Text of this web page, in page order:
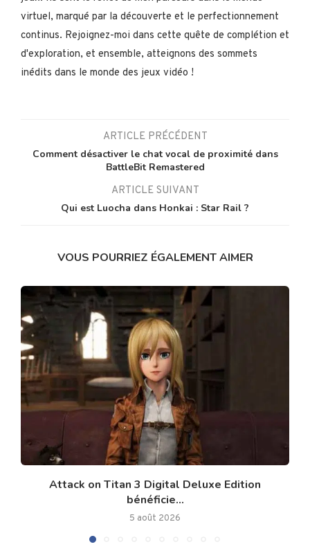
virtuel, marqué par la découverte et le perfectionnement
continus. Rejoignez-moi dans cette quête de complétion et
d'exploration, et ensemble, atteignons des sommets
inédits dans le monde des jeux vidéo !
ARTICLE PRÉCÉDENT
Comment désactiver le chat vocal de proximité dans
BattleBit Remastered
ARTICLE SUIVANT
Qui est Luocha dans Honkai : Star Rail ?
VOUS POURRIEZ ÉGALEMENT AIMER
Attack on Titan 3 Digital Deluxe Edition
bénéficie...
5 août 2026